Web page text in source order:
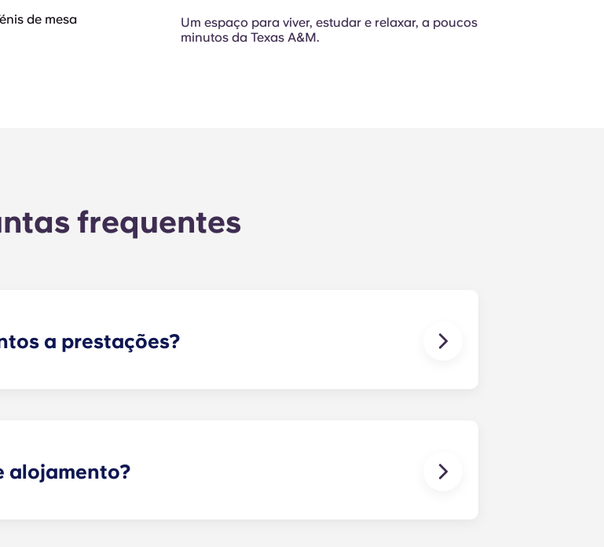
de mesa
Um espaço para viver, estudar e relaxar, a poucos
minutos da Texas A&M.
frequentes
a prestações?
alojamento?